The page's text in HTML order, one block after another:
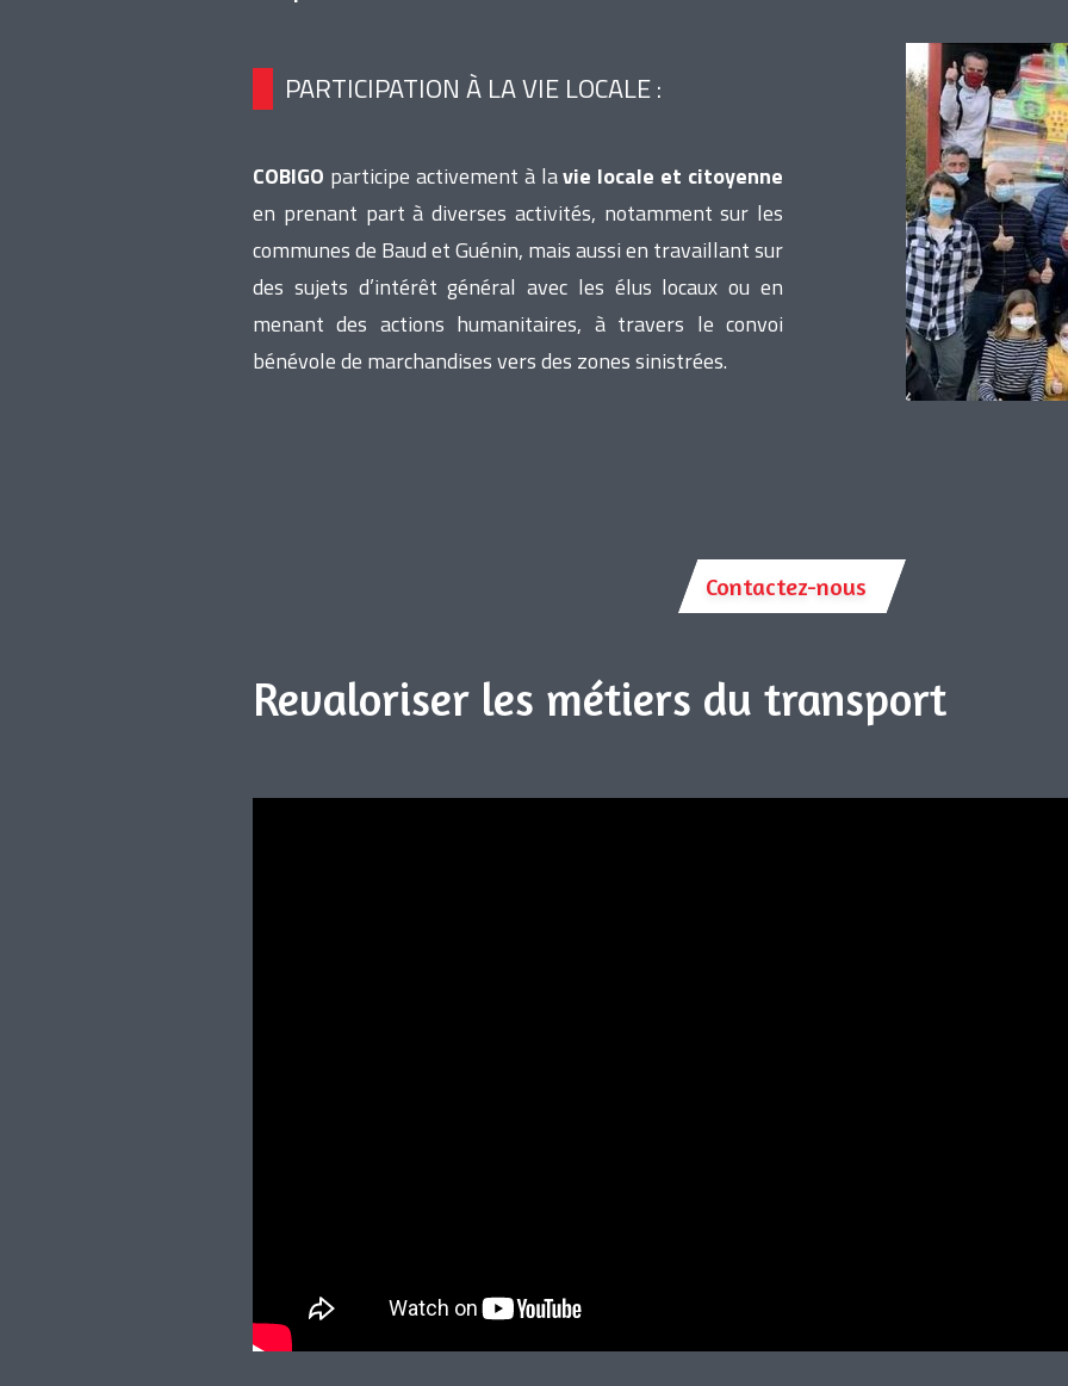
PARTICIPATION À LA VIE LOCALE :
COBIGO participe activement à lavie locale et citoyenne
en prenant part à diverses activités, notamment sur les
communes de Baud et Guénin, mais aussi en travaillant sur
des sujets d’intérêt général avec les élus locaux ou en
menant des actions humanitaires, à travers le convoi
bénévole de marchandises vers des zones sinistrées.
Contactez-nous
Revaloriser les métiers du transport